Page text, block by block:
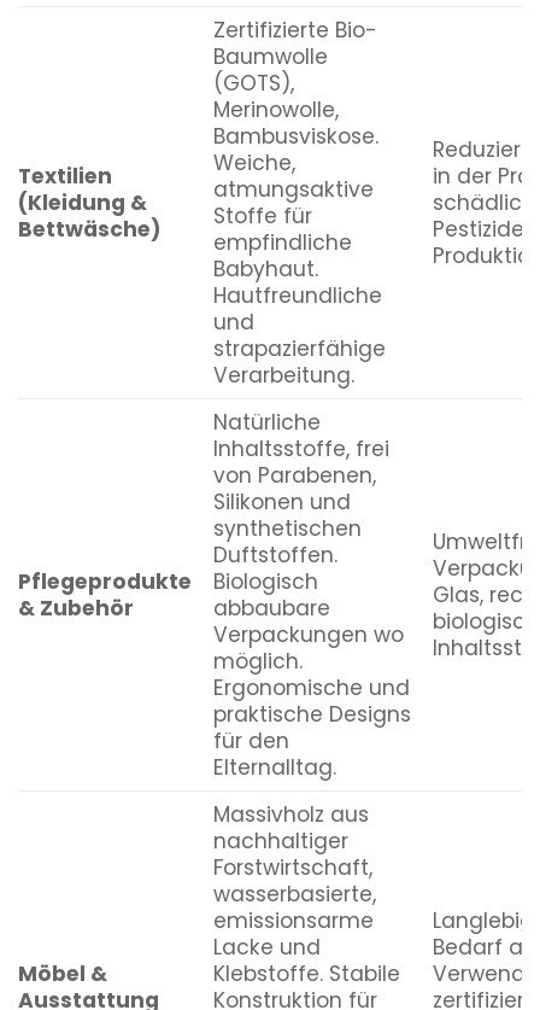
Textilien
(Kleidung &
Bettwäsche)
Zertifizierte Bio-
Baumwolle
(GOTS),
Merinowolle,
Bambusviskose.
Weiche,
atmungsaktive
Stoffe für
empfindliche
Babyhaut.
Hautfreundliche
und
strapazierfähige
Verarbeitung.
in der
Pestizide
Pflegeprodukte
& Zubehör
Natürliche
Inhaltsstoffe, frei
von Parabenen,
Silikonen und
synthetischen
Duftstoffen.
Biologisch
abbaubare
Verpackungen wo
möglich.
Ergonomische und
praktische Designs
für den
Elternalltag.
Glas,
Möbel &
Ausstattung
Massivholz aus
nachhaltiger
Forstwirtschaft,
wasserbasierte,
emissionsarme
Lacke und
Klebstoffe. Stabile
Konstruktion für
Bedarf